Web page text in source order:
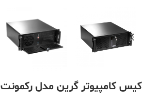
کیس کامپیوتر گرین مدل رکمونت G450-4U